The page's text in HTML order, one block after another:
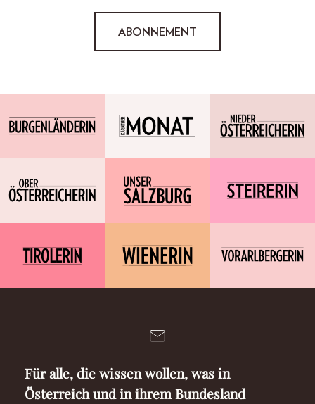
ABONNEMENT
Für alle, die wissen wollen, was in
Österreich und in ihrem Bundesland